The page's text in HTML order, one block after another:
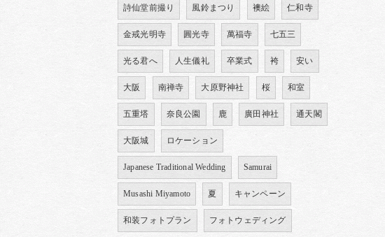
詩仙堂前撮り 風鈴まつり 襖絵 仁和寺
金戒光明寺 圓光寺 萬福寺 七五三
光る君へ 人生儀礼 卒業式 袴 安い
大阪 南禅寺 大原野神社 桜 和室
五重塔 奈良公園 鹿 廣田神社 通天閣
大阪城 ロケーション
Japanese Traditional Wedding Samurai
Musashi Miyamoto 夏 キャンペーン
和装フォトプラン フォトウェディング